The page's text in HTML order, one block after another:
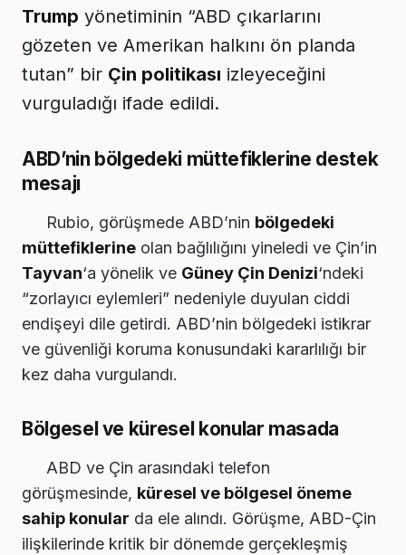
Trump yönetiminin “ABD çıkarlarını
gözeten ve Amerikan halkını ön planda
tutan” bir Çin politikası izleyeceğini
vurguladığı ifade edildi.
ABD’nin bölgedeki müttefiklerine destek
mesajı
Rubio, görüşmede ABD’nin bölgedeki
müttefiklerine olan bağlılığını yineledi ve Çin’in
Tayvan‘a yönelik ve Güney Çin Denizi‘ndeki
“zorlayıcı eylemleri” nedeniyle duyulan ciddi
endişeyi dile getirdi. ABD’nin bölgedeki istikrar
ve güvenliği koruma konusundaki kararlılığı bir
kez daha vurgulandı.
Bölgesel ve küresel konular masada
ABD ve Çin arasındaki telefon
görüşmesinde, küresel ve bölgesel öneme
sahip konular da ele alındı. Görüşme, ABD-Çin
ilişkilerinde kritik bir dönemde gerçekleşmiş